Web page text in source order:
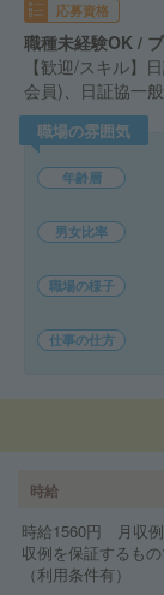
応募資格
職種未経験OK /
【歓迎/スキル】
会員)、日証協一
職場の雰囲気
年齢層
男女比率
職場の様子
仕事の仕方
時給
時給1560円 月収
収例を保証するも
（利用条件有）